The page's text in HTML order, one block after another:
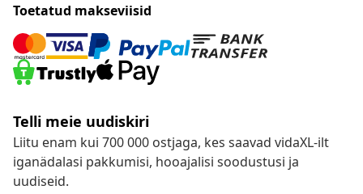
Toetatud makseviisid
Telli meie uudiskiri
Liitu enam kui 700 000 ostjaga, kes saavad vidaXL-ilt
iganädalasi pakkumisi, hooajalisi soodustusi ja
uudiseid.